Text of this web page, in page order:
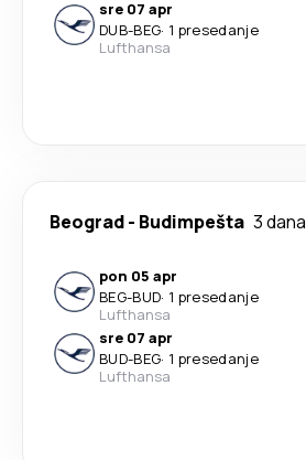
sre 07 apr
DUB-BEG· 1 presedanje
Lufthansa
Beograd- Budimpešta 3 dana
pon 05 apr
BEG-BUD· 1 presedanje
Lufthansa
sre 07 apr
BUD-BEG· 1 presedanje
Lufthansa